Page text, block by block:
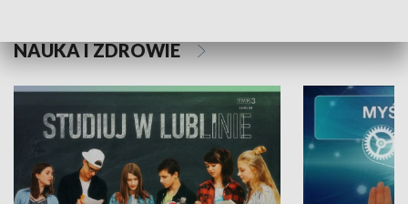
NAUKA I ZDROWIE